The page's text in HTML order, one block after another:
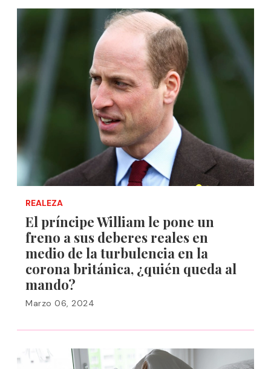
REALEZA
El príncipe William le pone un
freno a sus deberes reales en
medio de la turbulencia en la
corona británica, ¿quién queda al
mando?
Marzo 06, 2024